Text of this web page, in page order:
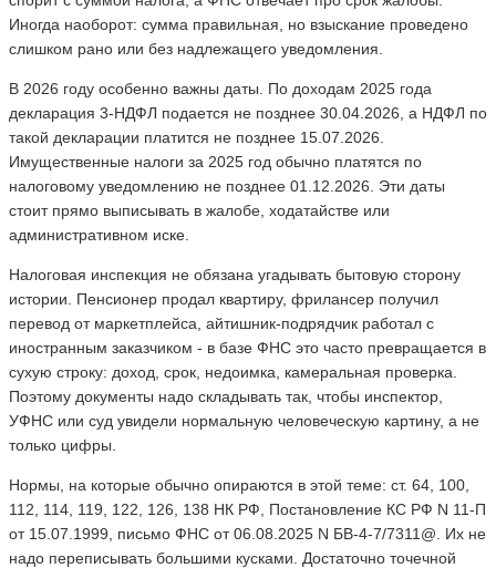
Иногда наоборот: сумма правильная, но взыскание проведено
слишком рано или без надлежащего уведомления.
В 2026 году особенно важны даты. По доходам 2025 года
декларация 3-НДФЛ подается не позднее 30.04.2026, а НДФЛ по
такой декларации платится не позднее 15.07.2026.
Имущественные налоги за 2025 год обычно платятся по
налоговому уведомлению не позднее 01.12.2026. Эти даты
стоит прямо выписывать в жалобе, ходатайстве или
административном иске.
Налоговая инспекция не обязана угадывать бытовую сторону
истории. Пенсионер продал квартиру, фрилансер получил
перевод от маркетплейса, айтишник-подрядчик работал с
иностранным заказчиком - в базе ФНС это часто превращается в
сухую строку: доход, срок, недоимка, камеральная проверка.
Поэтому документы надо складывать так, чтобы инспектор,
УФНС или суд увидели нормальную человеческую картину, а не
только цифры.
Нормы, на которые обычно опираются в этой теме: ст. 64, 100,
112, 114, 119, 122, 126, 138 НК РФ, Постановление КС РФ N 11-П
от 15.07.1999, письмо ФНС от 06.08.2025 N БВ-4-7/7311@. Их не
надо переписывать большими кусками. Достаточно точечной